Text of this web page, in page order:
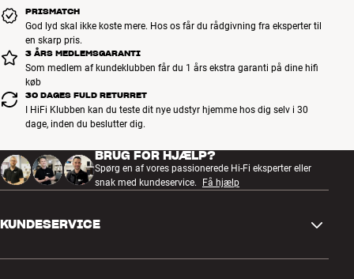
PRISMATCH
God lyd skal ikke koste mere. Hos os får du rådgivning fra eksperter til
en skarp pris.
3 ÅRS MEDLEMSGARANTI
Som medlem af kundeklubben får du 1 års ekstra garanti på dine hifi
køb
30 DAGES FULD RETURRET
I HiFi Klubben kan du teste dit nye udstyr hjemme hos dig selv i 30
dage, inden du beslutter dig.
BRUG FOR HJÆLP?
Spørg en af vores passionerede Hi-Fi eksperter eller
snak med kundeservice.
Få hjælp
KUNDESERVICE